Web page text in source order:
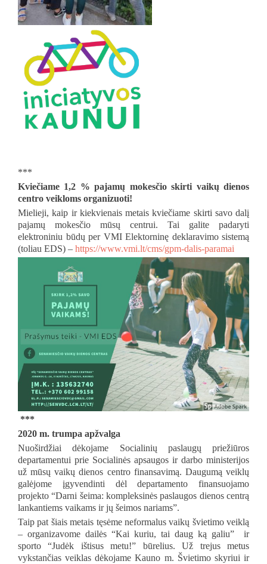
***
Kviečiame 1,2 % pajamų mokesčio skirti vaikų dienos
centro veikloms organizuoti!
Mielieji, kaip ir kiekvienais metais kviečiame skirti savo dalį
pajamų mokesčio mūsų centrui. Tai galite padaryti
elektroniniu būdų per VMI Elektorninę deklaravimo sistemą
(toliau EDS) – https://www.vmi.lt/cms/gpm-dalis-paramai
***
2020 m. trumpa apžvalga
Nuoširdžiai dėkojame Socialinių paslaugų priežiūros
departamentui prie Socialinės apsaugos ir darbo ministerijos
už mūsų vaikų dienos centro finansavimą. Daugumą veiklų
galėjome įgyvendinti dėl departamento finansuojamo
projekto “Darni šeima: kompleksinės paslaugos dienos centrą
lankantiems vaikams ir jų šeimos nariams”.
Taip pat šiais metais tęsėme neformalus vaikų švietimo veiklą
– organizavome dailės “Kai kuriu, tai daug ką galiu” ir
sporto “Judėk ištisus metu!” būrelius. Už trejus metus
vykstančias veiklas dėkojame Kauno m. Švietimo skyriui ir